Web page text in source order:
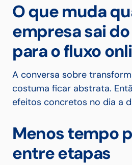
O que muda
empresa sai
para o fluxo
A conversa sobre
costuma ficar abstrata.
efeitos concretos no dia a
Menos tempo
entre etapas